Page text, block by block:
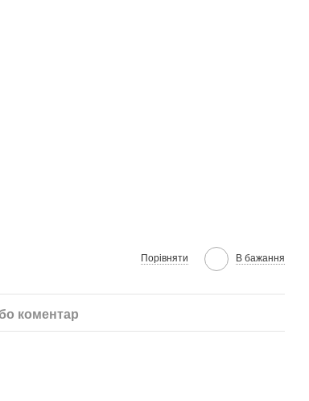
Порівняти В бажання
коментар